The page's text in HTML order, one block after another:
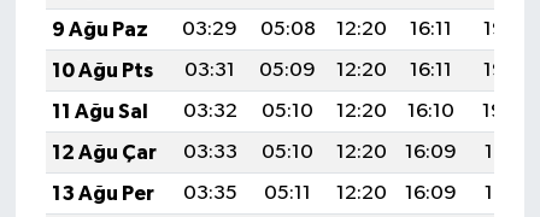
9 Ağu Paz
03:29 05:08 12:20 16:11
19:23
10 Ağu Pts
03:31 05:09 12:20 16:11
19:22
11 Ağu Sal
03:32 05:10 12:20 16:10
19:20
12 Ağu Çar
03:33 05:10 12:20 16:09
19:19
13 Ağu Per
03:35 05:11 12:20 16:09
19:18